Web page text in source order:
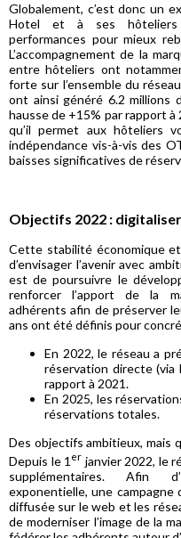
Globalement, c’est donc un
Hotel et à ses hôteliers
performances pour mieux
L’accompagnement de la
entre hôteliers ont
forte sur l’ensemble du
ont ainsi généré 6.2 millions
hausse de +15% par rapport
qu’il permet aux hôteliers
indépendance vis-à-vis des
baisses significatives de
Objectifs 2022 :
Cette stabilité économique
d’envisager l’avenir avec
est de poursuivre le
renforcer l’apport de la
adhérents afin de préserver
ans ont été définis pour
En 2022, le réseau a
réservation directe (via
rapport à 2021.
En 2025, les
réservations totales.
Des objectifs ambitieux, mais
Depuis le 1 er janvier 2022, le
supplémentaires. Afin
exponentielle, une campagne
diffusée sur le web et les
de moderniser l’image de la